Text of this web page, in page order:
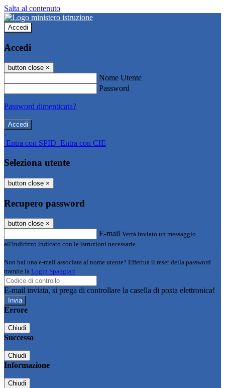
Salta al contenuto
Accedi
Accedi
button close ×
Nome Utente
Password
Password dimenticata?
-
Entra con SPID Entra con CIE
Seleziona utente
button close ×
Recupero password
button close ×
E-mail Verrà inviato un messaggio
all'indirizzo indicato con le istruzioni necessarie.
Non hai una e-mail associata al nome utente? Effettua il reset della password
tramite la Login Spaggiari
E-mail inviata, si prega di controllare la casella di posta elettronica!
Errore
Chiudi
Successo
Chiudi
Informazione
Chiudi